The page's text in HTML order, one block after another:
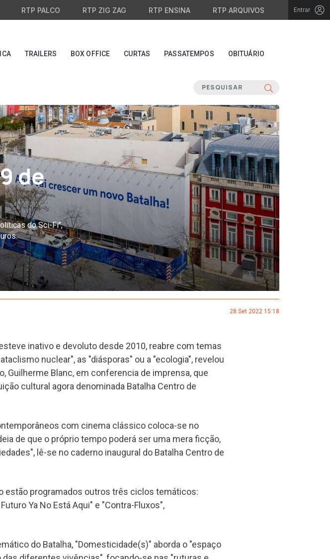
RTP PALCO RTP ZIG ZAG RTP ENSINA RTP ARQUIVOS Entrar
TRAILERS BOX OFFICE CURTAS PASSATEMPOS OBITUÁRIO
de
do Sci-Fi",
28 Set 2022 15:18
inativo e devoluto desde 2010, reabre com temas
nuclear", as "diásporas" ou a "ecologia", revelou
Guilherme Blanc, em conferencia de imprensa, que
cultural agora denominada Batalha Centro de
com cinema clássico coloca-se no
de que o próprio tempo poderá ser uma mera ficção,
lê-se no caderno inaugural do Batalha Centro de
estão programados outros três ciclos temáticos:
Ya No Está Aqui" e "Contra-Fluxos",
do Batalha, "Domesticidade(s)" aborda o "espaço